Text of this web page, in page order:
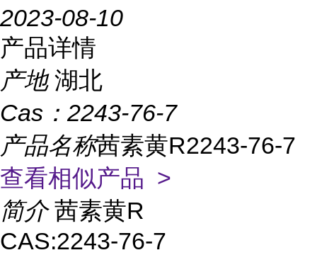
2023-08-10
产品详情
产地 湖北
Cas： 2243-76-7
产品名称茜素黄R2243-76-7
查看相似产品 >
简介 茜素黄R
CAS:2243-76-7